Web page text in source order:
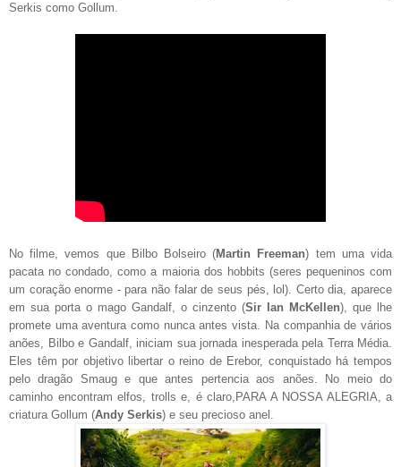
Serkis como Gollum.
No filme, vemos que Bilbo Bolseiro (Martin Freeman) tem uma vida
pacata no condado, como a maioria dos hobbits (seres pequeninos com
um coração enorme - para não falar de seus pés, lol). Certo dia, aparece
em sua porta o mago Gandalf, o cinzento (Sir Ian McKellen), que lhe
promete uma aventura como nunca antes vista. Na companhia de vários
anões, Bilbo e Gandalf, iniciam sua jornada inesperada pela Terra Média.
Eles têm por objetivo libertar o reino de Erebor, conquistado há tempos
pelo dragão Smaug e que antes pertencia aos anões. No meio do
caminho encontram elfos, trolls e, é claro,PARA A NOSSA ALEGRIA, a
criatura Gollum (Andy Serkis) e seu precioso anel.